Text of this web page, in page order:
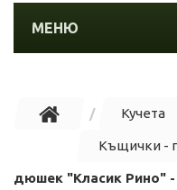
МЕНЮ
Кучета
Къщички -
дюшек "Класик Рино" -